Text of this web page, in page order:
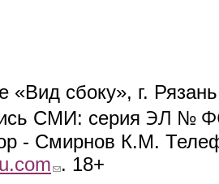
«Вид сбоку», г.
СМИ: серия ЭЛ №
- Смирнов К.М.
(link sends e-mail)
. 18+